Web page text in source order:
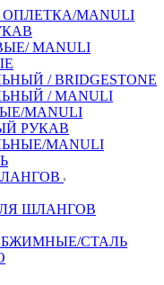
MANULI
MANULI
/ BRIDGESTONE
/ MANULI
MANULI
РУКАВ
MANULI
ШЛАНГОВ
СТАЛЬ